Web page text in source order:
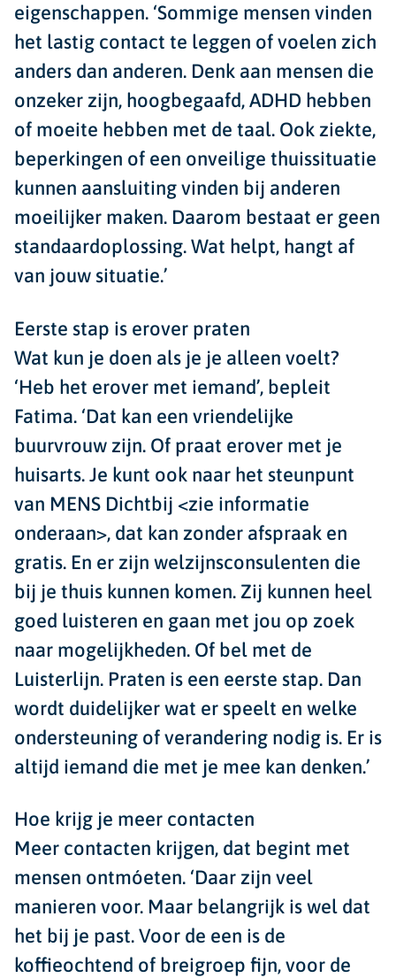
eigenschappen. ‘Sommige mensen vinden
het lastig contact te leggen of voelen zich
anders dan anderen. Denk aan mensen die
onzeker zijn, hoogbegaafd, ADHD hebben
of moeite hebben met de taal. Ook ziekte,
beperkingen of een onveilige thuissituatie
kunnen aansluiting vinden bij anderen
moeilijker maken. Daarom bestaat er geen
standaardoplossing. Wat helpt, hangt af
van jouw situatie.’
Eerste stap is erover praten
Wat kun je doen als je je alleen voelt?
‘Heb het erover met iemand’, bepleit
Fatima. ‘Dat kan een vriendelijke
buurvrouw zijn. Of praat erover met je
huisarts. Je kunt ook naar het steunpunt
van MENS Dichtbij <zie informatie
onderaan>, dat kan zonder afspraak en
gratis. En er zijn welzijnsconsulenten die
bij je thuis kunnen komen. Zij kunnen heel
goed luisteren en gaan met jou op zoek
naar mogelijkheden. Of bel met de
Luisterlijn. Praten is een eerste stap. Dan
wordt duidelijker wat er speelt en welke
ondersteuning of verandering nodig is. Er is
altijd iemand die met je mee kan denken.’
Hoe krijg je meer contacten
Meer contacten krijgen, dat begint met
mensen ontmóeten. ‘Daar zijn veel
manieren voor. Maar belangrijk is wel dat
het bij je past. Voor de een is de
koffieochtend of breigroep fijn, voor de